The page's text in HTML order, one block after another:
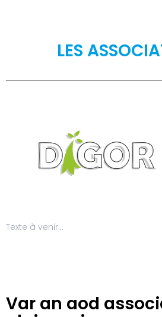
LES
Texte à venir…
Var an aod